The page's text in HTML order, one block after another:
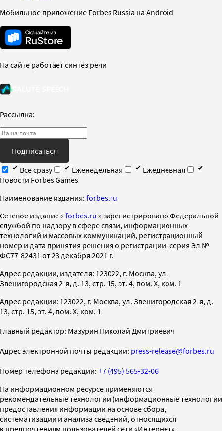
Мобильное приложение Forbes Russia на Android
На сайте работает синтез речи
Рассылка:
Подписаться
Все сразу
Еженедельная
Ежедневная
Новости Forbes Games
Наименование издания: forbes.ru
Cетевое издание « forbes.ru » зарегистрировано Федеральной
службой по надзору в сфере связи, информационных
технологий и массовых коммуникаций, регистрационный
номер и дата принятия решения о регистрации: серия Эл №
ФС77-82431 от 23 декабря 2021 г.
Адрес редакции, издателя: 123022, г. Москва, ул.
Звенигородская 2-я, д. 13, стр. 15, эт. 4, пом. X, ком. 1
Адрес редакции: 123022, г. Москва, ул. Звенигородская 2-я, д.
13, стр. 15, эт. 4, пом. X, ком. 1
Главный редактор: Мазурин Николай Дмитриевич
Адрес электронной почты редакции: press-release@forbes.ru
Номер телефона редакции: +7 (495) 565-32-06
На информационном ресурсе применяются
рекомендательные технологии (информационные технологии
предоставления информации на основе сбора,
систематизации и анализа сведений, относящихся
к предпочтениям пользователей сети «Интернет»,